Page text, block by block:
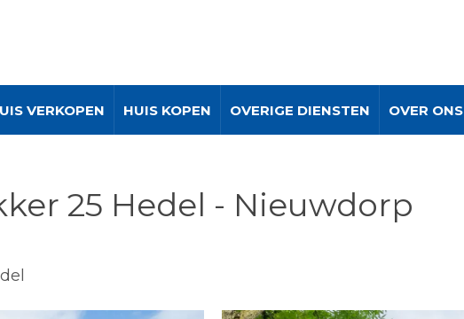
VERKOPEN HUIS KOPEN OVERIGE DIENSTEN OVER ONS
25 Hedel - Nieuwdorp